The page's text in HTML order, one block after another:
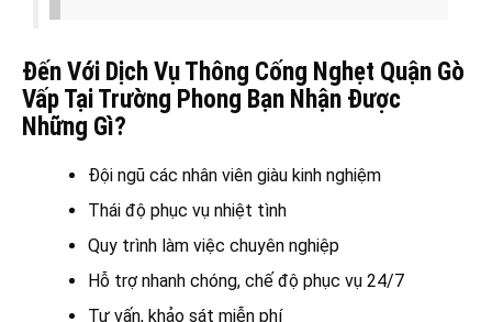
Đến Với Dịch Vụ Thông Cống Nghẹt Quận Gò
Vấp Tại Trường Phong Bạn Nhận Được
Những Gì?
Đội ngũ các nhân viên giàu kinh nghiệm
Thái độ phục vụ nhiệt tình
Quy trình làm việc chuyên nghiệp
Hỗ trợ nhanh chóng, chế độ phục vụ 24/7
Tư vấn, khảo sát miễn phí